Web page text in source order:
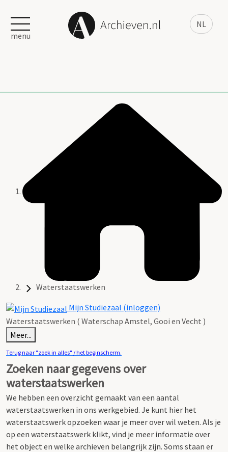
NL
menu
Waterstaatswerken
Mijn Studiezaal (inloggen)
Waterstaatswerken ( Waterschap Amstel, Gooi en Vecht )
Meer...
Terug naar "zoek in alles" / het beginscherm.
Zoeken naar gegevens over
waterstaatswerken
We hebben een overzicht gemaakt van een aantal
waterstaatswerken in ons werkgebied. Je kunt hier het
waterstaatswerk opzoeken waar je meer over wil weten. Als je
op een waterstaatswerk klikt, vind je meer informatie over
het object en welke archieven belangrijk zijn. Soms staan er